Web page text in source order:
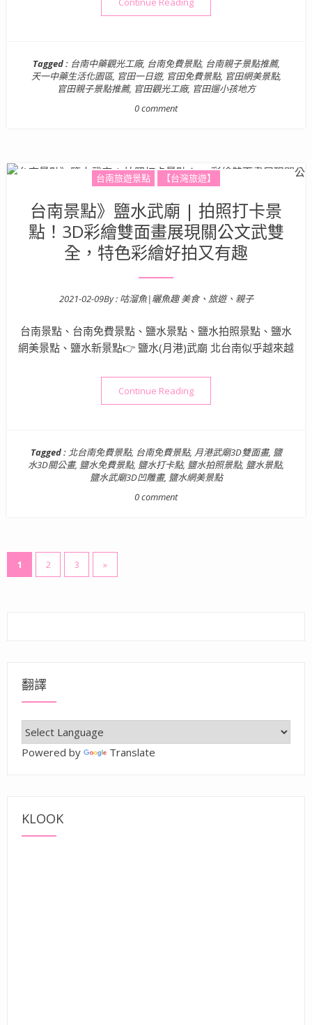
Tagged : 台南中藥觀光工廠, 台南免費景點, 台南親子景點推薦,
天一中藥生活化園區, 官田一日遊, 官田免費景點, 官田網美景點,
官田親子景點推薦, 官田觀光工廠, 官田遛小孩地方
0 comment
台南旅遊景點 【台灣旅遊】
台南景點》鹽水武廟 | 拍照打卡景
點！3D彩繪雙面畫展現關公文武雙
全，特色彩繪好拍又有趣
Posted on
2021-02-09By : 咕溜魚|曬魚趣 美食、旅遊、親子
台南景點、台南免費景點、鹽水景點、鹽水拍照景點、鹽水
網美景點、鹽水新景點👉 鹽水(月港)武廟 北台南似乎越來越
Continue Reading“台南景點》鹽水武廟 | 拍照
Tagged : 北台南免費景點, 台南免費景點, 月港武廟3D雙面畫, 鹽
水3D關公畫, 鹽水免費景點, 鹽水打卡點, 鹽水拍照景點, 鹽水景點,
鹽水武廟3D凹雕畫, 鹽水網美景點
0 comment
文
章
1 2 3 »
翻譯
Powered by Translate
KLOOK